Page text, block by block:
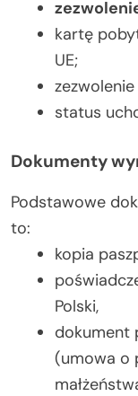
kartę
UE;
status
Dokumenty
Podstawowe
to:
kopia
Polski,
dokument
(umowa o